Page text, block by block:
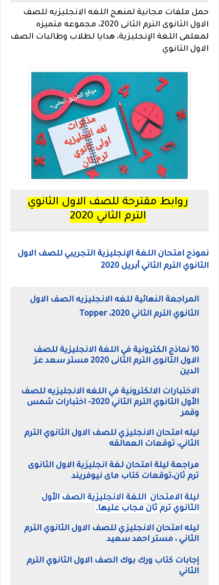
حمل ملفات مجانية لمنهج اللغه الانجليزيه للصف
الاول الثانوى الترم الثانى 2020، مجموعه متميزه
لمعلمى اللغة الإنجليزية، هدايا لطلاب وطالبات الصف
الاول الثانوي
روابط مقترحة للصف الاول الثانوي
الترم الثاني 2020
نموذج امتحان اللغة الإنجليزية التجريبي للصف الاول
الثانوي الترم الثاني أبريل 2020
المراجعة النهائية للغه الانجليزيه الصف الاول
الثانوي الترم الثاني 2020، Topper
10 نماذج الكترونية في اللغة الانجليزية للصف
الاول الثانوى الترم الثانى 2020 مستر سعد عز
الدين
الاختبارات الالكترونية في اللغه الانجليزيه للصف
الأول الثانوي الترم الثاني 2020- اختبارات شمس
وقمر
ليله امتحان الانجليزي للصف الاول الثانوي الترم
الثاني، توقعات العمالقه
مراجعة ليلة امتحان لغة انجليزية الاول الثانوى
ترم ثان،توقعات كتاب ماى نيوفريند
ليلة الامتحان اللغة الانجليزية الصف الأول
الثانوي ترم ثان مجاب عليها.
ليله امتحان الانجليزي للصف الاول الثانوي الترم
الثاني ، مستر احمد سعيد
إجابات كتاب ورك بوك الصف الاول الثانوي الترم
الثاني